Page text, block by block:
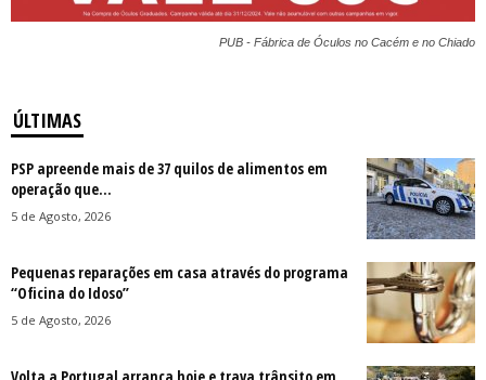
PUB - Fábrica de Óculos no Cacém e no Chiado
ÚLTIMAS
PSP apreende mais de 37 quilos de alimentos em
operação que...
5 de Agosto, 2026
Pequenas reparações em casa através do programa
“Oficina do Idoso”
5 de Agosto, 2026